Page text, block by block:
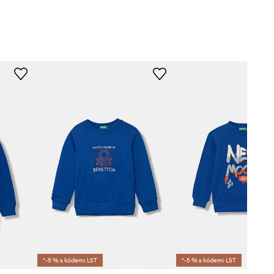
*-5 % s kódem: LST *-5 % s kódem: LST